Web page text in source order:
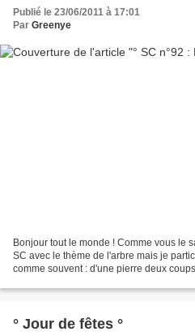
Publié le 23/06/2011 à 17:01
Par Greenye
Bonjour tout le monde ! Comme vous le
SC avec le thème de l'arbre mais je
comme souvent : d'une pierre deux
° Jour de fêtes °